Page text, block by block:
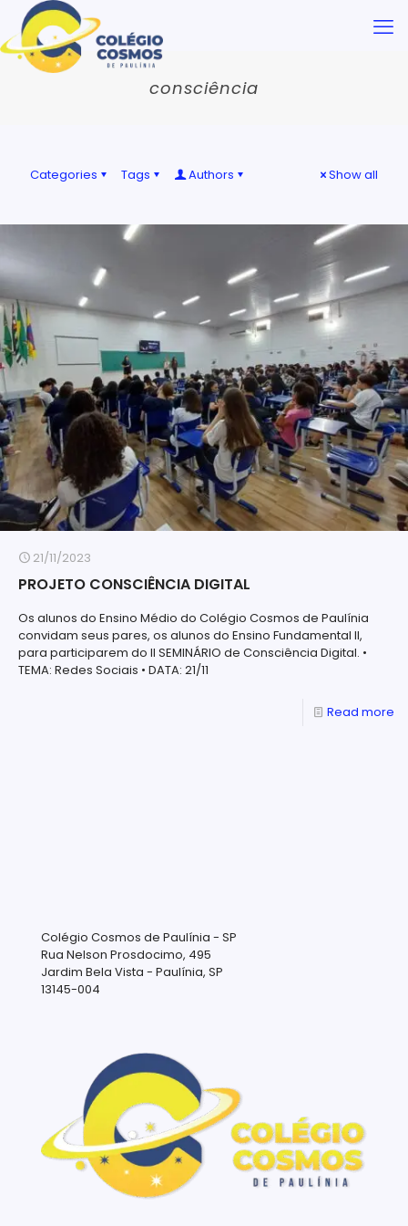
consciência
Categories Tags Authors Show all
21/11/2023
PROJETO CONSCIÊNCIA DIGITAL
Os alunos do Ensino Médio do Colégio Cosmos de Paulínia
convidam seus pares, os alunos do Ensino Fundamental II,
para participarem do II SEMINÁRIO de Consciência Digital. •
TEMA: Redes Sociais • DATA: 21/11
Read more
Colégio Cosmos de Paulínia - SP
Rua Nelson Prosdocimo, 495
Jardim Bela Vista - Paulínia, SP
13145-004